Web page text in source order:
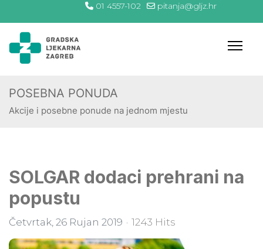
01 4557-102 pitanja@gljz.hr
POSEBNA PONUDA
Akcije i posebne ponude na jednom mjestu
SOLGAR dodaci prehrani na
popustu
Četvrtak, 26 Rujan 2019 1243 Hits